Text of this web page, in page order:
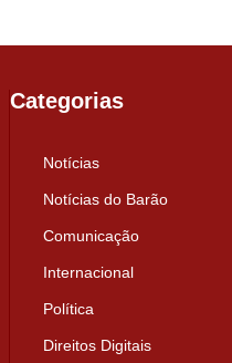
Categorias
Notícias
Notícias do Barão
Comunicação
Internacional
Política
Direitos Digitais